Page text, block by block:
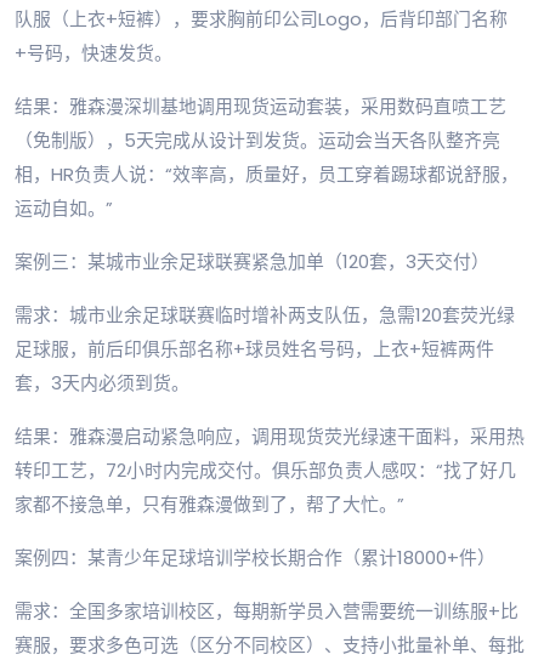
队服（上衣+短裤），要求胸前印公司Logo，后背印部门名称
+号码，快速发货。
结果：雅森漫深圳基地调用现货运动套装，采用数码直喷工艺
（免制版），5天完成从设计到发货。运动会当天各队整齐亮
相，HR负责人说：“效率高，质量好，员工穿着踢球都说舒服，
运动自如。”
案例三：某城市业余足球联赛紧急加单（120套，3天交付）
需求：城市业余足球联赛临时增补两支队伍，急需120套荧光绿
足球服，前后印俱乐部名称+球员姓名号码，上衣+短裤两件
套，3天内必须到货。
结果：雅森漫启动紧急响应，调用现货荧光绿速干面料，采用热
转印工艺，72小时内完成交付。俱乐部负责人感叹：“找了好几
家都不接急单，只有雅森漫做到了，帮了大忙。”
案例四：某青少年足球培训学校长期合作（累计18000+件）
需求：全国多家培训校区，每期新学员入营需要统一训练服+比
赛服，要求多色可选（区分不同校区）、支持小批量补单、每批